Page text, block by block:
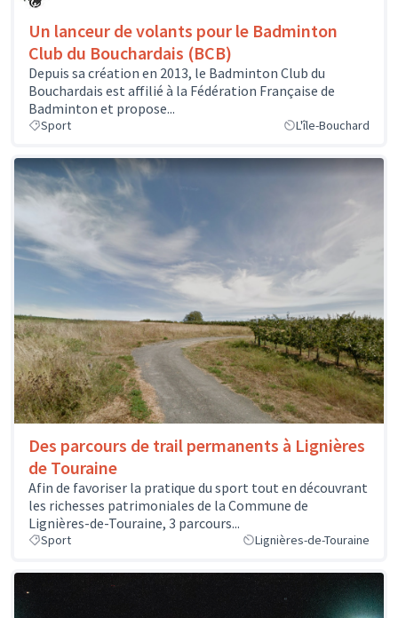
Un lanceur de volants pour le Badminton
Club du Bouchardais (BCB)
Depuis sa création en 2013, le Badminton Club du
Bouchardais est affilié à la Fédération Française de
Badminton et propose...
Sport L'île-Bouchard
Des parcours de trail permanents à Lignières
de Touraine
Afin de favoriser la pratique du sport tout en découvrant
les richesses patrimoniales de la Commune de
Lignières-de-Touraine, 3 parcours...
Sport Lignières-de-Touraine